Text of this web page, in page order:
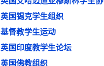
英国锡克学生组织
基督教学生运动
英国印度教学生论坛
英国佛教组织